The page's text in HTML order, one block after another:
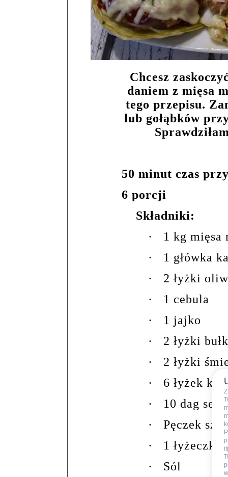
Chcesz
daniem z mięsa
tego przepisu.
lub gołąbków
50 minut czas
6 porcji
Składniki:
·
1 kg mięsa
·
1 główka
·
2 łyżki
·
1 cebula
·
1 jajko
·
2 łyżki
·
2 łyżki
·
6 łyżek
·
10 dag
·
Pęczek
·
1
·
Sól